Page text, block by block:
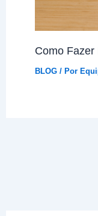
Como
BLOG / Por